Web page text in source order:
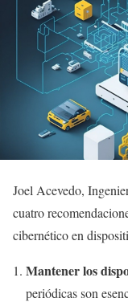
Joel Acevedo,
cuatro
cibernético en
Mantener los
periódicas son